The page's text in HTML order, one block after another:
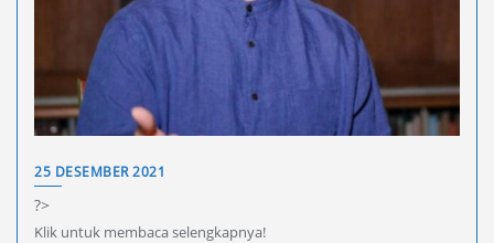
25 DESEMBER 2021
?>
Klik untuk membaca selengkapnya!